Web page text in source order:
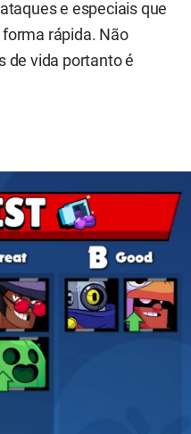
e especiais que
rápida. Não
de vida portanto é